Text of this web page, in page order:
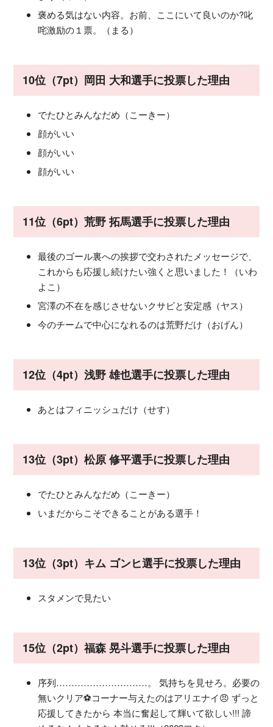
褒める気はない内容。お前、ここにいて良いのか?叱
咤激励の１票。（まる）
10位（7pt）岡田 大和選手に投票した理由
でたひとみんなだめ（こーきー）
顔がいい
顔がいい
顔がいい
11位（6pt）荒野 拓馬選手に投票した理由
最後のゴール裏への挨拶で交わされたメッセージで、
これからも応援し続けたい強くと思いました！（いわ
よこ）
宮澤の不在を感じさせないクサビと安定感（ヤス）
今のチームで中心になれるのは荒野だけ（おげん）
12位（4pt）浅野 雄也選手に投票した理由
あとはフィニッシュだけ（せす）
13位（3pt）松原 修平選手に投票した理由
でたひとみんなだめ（こーきー）
いまだからこそできることがある選手！
13位（3pt）キム ゴンヒ選手に投票した理由
スタメンで見たい
15位（2pt）福森 晃斗選手に投票した理由
序列…………………………。 気持ちを見せろ。必要の
無いクリア⚽コーナー与えたのはアリエナイ😠 ずっと
応援してきたから 本当に奮起して輝いて欲しい!!! 諦